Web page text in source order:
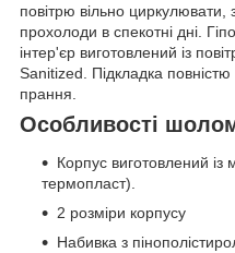
повітрю вільно циркулювати,
прохолоди в спекотні дні.
інтер'єр виготовлений із
Sanitized. Підкладка
прання.
Особливості
Корпус виготовлений із
термопласт).
2 розміри корпусу
Набивка з